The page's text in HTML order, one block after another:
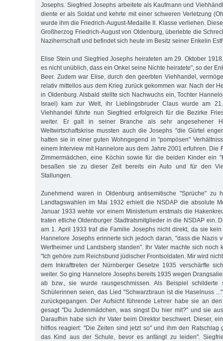
Josephs. Siegfried Josephs arbeitete als Kaufmann und
diente er als Soldat und kehrte mit einer schweren Verletzung
wurde ihm die Friedrich-August-Medaille II. Klasse verliehen.
Großherzog Friedrich-August von Oldenburg, überlebte die
Naziherrschaft und befindet sich heute im Besitz seiner Enkelin
Elise Stein und Siegfried Josephs heirateten am 29. Oktober
es nicht unüblich, dass ein Onkel seine Nichte heiratete", so der
Beer. Zudem war Elise, durch den geerbten Viehhandel,
relativ mittellos aus dem Krieg zurück gekommen war. Nach der
in Oldenburg. Alsbald stellte sich Nachwuchs ein, Tochter
Israel) kam zur Welt, ihr Lieblingsbruder Claus wurde am
Viehhandel führte nun Siegfried erfolgreich für die Bezirke
weiter. Er galt in seiner Branche als sehr angesehener
Weltwirtschaftskrise mussten auch die Josephs "die Gürtel
hatten sie in einer guten Wohngegend in "pompösen"
einem Interview mit Hannelore aus dem Jahre 2001 erfuhren. Die
Zimmermädchen, eine Köchin sowie für die beiden Kinder ein
besaßen sie zu dieser Zeit bereits ein Auto und für den
Stallungen.
Zunehmend waren in Oldenburg antisemitische "Sprüche" zu
Landtagswahlen im Mai 1932 erhielt die NSDAP die absolute
Januar 1933 wehte vor einem Ministerium erstmals die
traten etliche Oldenburger Stadtratsmitglieder in die NSDAP ein.
am 1. April 1933 traf die Familie Josephs nicht direkt, da sie
Hannelore Josephs erinnerte sich jedoch daran, "dass die Nazis
Wertheimer und Landsberg standen". Ihr Vater machte sich noch
"Ich gehöre zum Reichsbund jüdischer Frontsoldaten. Mir wird
dem Inkrafttreten der Nürnberger Gesetze 1935 verschärfte
weiter. So ging Hannelore Josephs bereits 1935 wegen
ab bzw., sie wurde rausgeschmissen. Als Beispiel
Schülerinnen seien, das Lied "Schwarzbraun ist die Haselnuss
zurückgegangen. Der Aufsicht führende Lehrer habe sie an
gesagt "Du Judenmädchen, was singst Du hier mit?" und sie
Daraufhin habe sich ihr Vater beim Direktor beschwert. Dieser,
hilflos reagiert: "Die Zeiten sind jetzt so" und ihm den Ratschlag
das Kind aus der Schule, bevor es anfängt zu leiden".